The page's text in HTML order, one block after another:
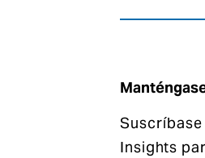
Insights